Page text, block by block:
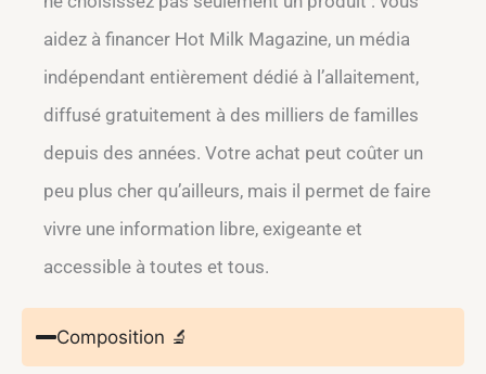
aidez à financer Hot Milk Magazine, un média
indépendant entièrement dédié à l’allaitement,
diffusé gratuitement à des milliers de familles
depuis des années. Votre achat peut coûter un
peu plus cher qu’ailleurs, mais il permet de faire
vivre une information libre, exigeante et
accessible à toutes et tous.
Composition 🔬